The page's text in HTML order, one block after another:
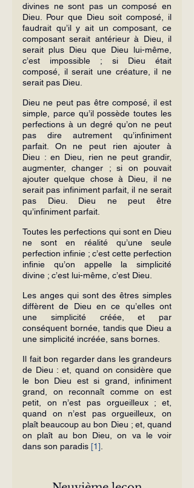
divines ne sont pas un composé en
Dieu. Pour que Dieu soit composé, il
faudrait qu’il y ait un composant, ce
composant serait antérieur à Dieu, il
serait plus Dieu que Dieu lui-même,
c’est impossible ; si Dieu était
composé, il serait une créature, il ne
serait pas Dieu.
Dieu ne peut pas être composé, il est
simple, parce qu’il possède toutes les
perfections à un degré qu’on ne peut
pas dire autrement qu’infiniment
parfait. On ne peut rien ajouter à
Dieu : en Dieu, rien ne peut grandir,
augmenter, changer ; si on pouvait
ajouter quelque chose à Dieu, il ne
serait pas infiniment parfait, il ne serait
pas Dieu. Dieu ne peut être
qu’infiniment parfait.
Toutes les perfections qui sont en Dieu
ne sont en réalité qu’une seule
perfection infinie ; c’est cette perfection
infinie qu’on appelle la simplicité
divine ; c’est lui-même, c’est Dieu.
Les anges qui sont des êtres simples
diffèrent de Dieu en ce qu’elles ont
une simplicité créée, et par
conséquent bornée, tandis que Dieu a
une simplicité incréée, sans bornes.
Il fait bon regarder dans les grandeurs
de Dieu : et, quand on considère que
le bon Dieu est si grand, infiniment
grand, on reconnaît comme on est
petit, on n’est pas orgueilleux ; et,
quand on n’est pas orgueilleux, on
plaît beaucoup au bon Dieu ; et, quand
on plaît au bon Dieu, on va le voir
dans son paradis [1]